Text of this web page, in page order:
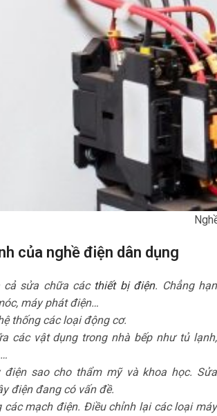
của nghề điện dân dụng
cả sửa chữa các thiết bị điện. Chẳng hạn
máy phát điện…
thống các loại động cơ.
các vật dụng trong nhà bếp như tủ lạnh,
sao cho thẩm mỹ và khoa học. Sửa
điện đang có vấn đề.
các mạch điện. Điều chỉnh lại các loại máy